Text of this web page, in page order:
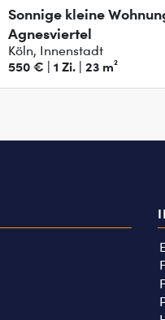
Sonnige kleine
Agnesviertel
Köln, Innenstadt
550 € | 1 Zi. | 23 m²